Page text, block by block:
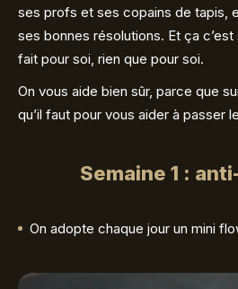
ses profs et ses copains de tapis,
ses bonnes résolutions. Et ça c’est
fait pour soi, rien que pour soi.
On vous aide bien sûr, parce que
qu’il faut pour vous aider à passer
Semaine 1 :
On adopte chaque jour un mini